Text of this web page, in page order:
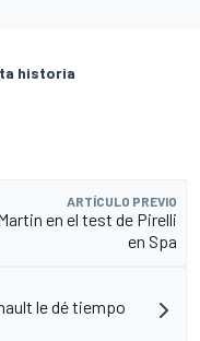
historia
ARTÍCULO PREVIO
en el test de Pirelli
en Spa
le dé tiempo